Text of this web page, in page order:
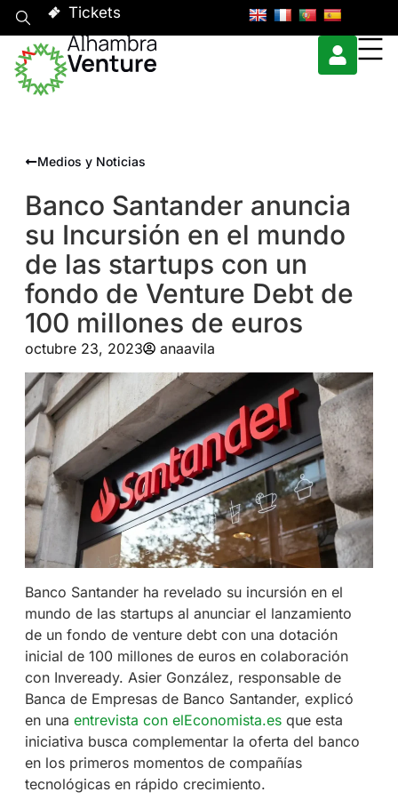
Tickets
Medios y Noticias
Banco Santander anuncia
su Incursión en el mundo
de las startups con un
fondo de Venture Debt de
100 millones de euros
octubre 23, 2023 anaavila
Banco Santander ha revelado su incursión en el
mundo de las startups al anunciar el lanzamiento
de un fondo de venture debt con una dotación
inicial de 100 millones de euros en colaboración
con Inveready. Asier González, responsable de
Banca de Empresas de Banco Santander, explicó
en una entrevista con elEconomista.esque esta
iniciativa busca complementar la oferta del banco
en los primeros momentos de compañías
tecnológicas en rápido crecimiento.